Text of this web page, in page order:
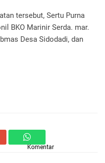
tersebut, Sertu Purna
BKO Marinir Serda. mar.
Desa Sidodadi, dan
Komentar